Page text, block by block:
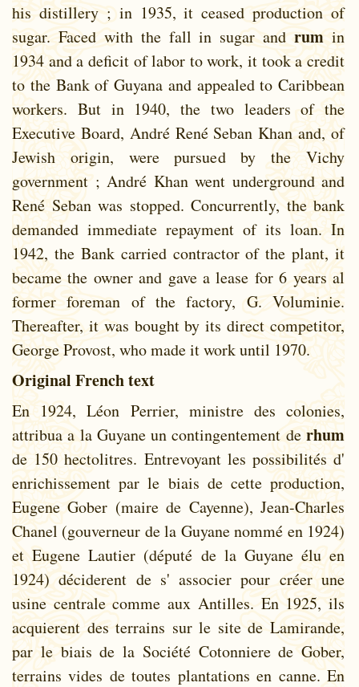
his distillery ; in 1935, it ceased production of
sugar. Faced with the fall in sugar andrum in
1934 and a deficit of labor to work, it took a credit
to the Bank of Guyana and appealed to Caribbean
workers. But in 1940, the two leaders of the
Executive Board, André René Seban Khan and, of
Jewish origin, were pursued by the Vichy
government ; André Khan went underground and
René Seban was stopped. Concurrently, the bank
demanded immediate repayment of its loan. In
1942, the Bank carried contractor of the plant, it
became the owner and gave a lease for 6 years al
former foreman of the factory, G. Voluminie.
Thereafter, it was bought by its direct competitor,
George Provost, who made it work until 1970.
Original French text
En 1924, Léon Perrier, ministre des colonies,
attribua a la Guyane un contingentement de rhum
de 150 hectolitres. Entrevoyant les possibilités d'
enrichissement par le biais de cette production,
Eugene Gober (maire de Cayenne), Jean-Charles
Chanel (gouverneur de la Guyane nommé en 1924)
et Eugene Lautier (député de la Guyane élu en
1924) déciderent de s' associer pour créer une
usine centrale comme aux Antilles. En 1925, ils
acquierent des terrains sur le site de Lamirande,
par le biais de la Société Cotonniere de Gober,
terrains vides de toutes plantations en canne. En